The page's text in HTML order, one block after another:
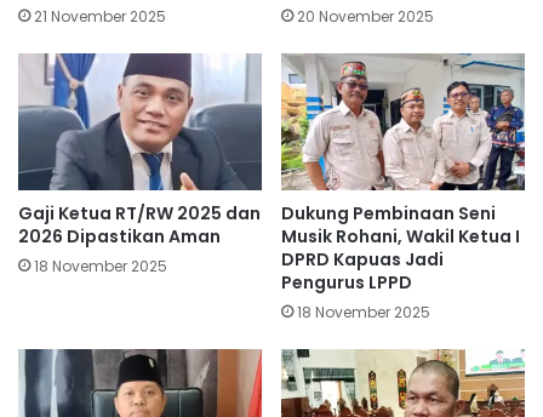
21 November 2025 20 November 2025
Gaji Ketua RT/RW 2025 dan
2026 Dipastikan Aman
18 November 2025
Dukung Pembinaan Seni
Musik Rohani, Wakil Ketua I
DPRD Kapuas Jadi
Pengurus LPPD
18 November 2025